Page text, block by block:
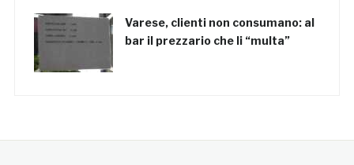
Varese, clienti non consumano: al
bar il prezzario che li “multa”